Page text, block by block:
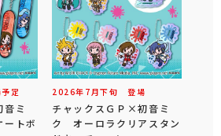
定
ミ
トボ
2026年 7 月下旬 登場
チャックスＧＰ×初音ミ
ク オーロラクリアスタン